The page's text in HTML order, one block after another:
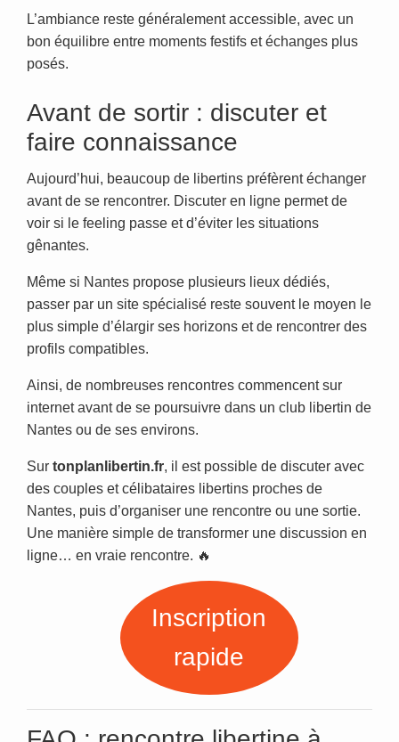
L’ambiance reste généralement accessible, avec un
bon équilibre entre moments festifs et échanges plus
posés.
Avant de sortir : discuter et
faire connaissance
Aujourd’hui, beaucoup de libertins préfèrent échanger
avant de se rencontrer. Discuter en ligne permet de
voir si le feeling passe et d’éviter les situations
gênantes.
Même si Nantes propose plusieurs lieux dédiés,
passer par un site spécialisé reste souvent le moyen le
plus simple d’élargir ses horizons et de rencontrer des
profils compatibles.
Ainsi, de nombreuses rencontres commencent sur
internet avant de se poursuivre dans un club libertin de
Nantes ou de ses environs.
Sur tonplanlibertin.fr, il est possible de discuter avec
des couples et célibataires libertins proches de
Nantes, puis d’organiser une rencontre ou une sortie.
Une manière simple de transformer une discussion en
ligne… en vraie rencontre. 🔥
Inscription
rapide